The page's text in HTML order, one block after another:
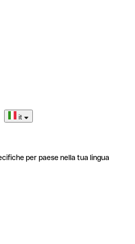
it
per paese nella tua lingua